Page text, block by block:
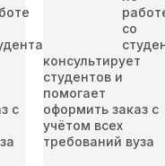
с
со
консультирует
студентов и
помогает
оформить заказ с
учётом всех
требований вуза